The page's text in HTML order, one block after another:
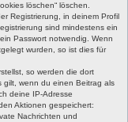
löschen“ löschen.
Registrierung, in deinem Profil
sind mindestens ein
Passwort notwendig. Wenn
wurden, so ist dies für
so werden die dort
wenn du einen Beitrag als
deine IP-Adresse
Aktionen gespeichert:
Nachrichten und